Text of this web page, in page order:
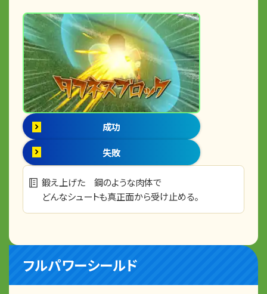
成功
失敗
鍛え上げた 鋼のような肉体で
どんなシュートも真正面から受け止める。
フルパワーシールド